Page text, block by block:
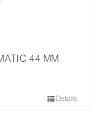
44 MM
Details